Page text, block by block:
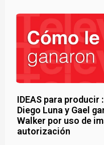
IDEAS para producir
Diego Luna y Gael
Walker por uso de
autorización